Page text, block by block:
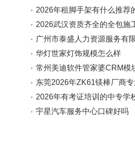
碑如何
2026年租脚手架有什么推荐
务商实力参考
2026武汉资质齐全的全包施
汇总
广州市泰盛人力资源服务有
法规解读服务值得推荐吗
华灯世家灯饰规模怎么样
常州美迪软件管家婆CRM模
客户管理软件、管家婆CRM
作实力参考
东莞2026年ZK61镁棒厂商专
广受信赖的源头生产厂家
2026年有考证培训的中专学
内高校且分层教学学校口碑分
宇星汽车服务中心口碑好吗